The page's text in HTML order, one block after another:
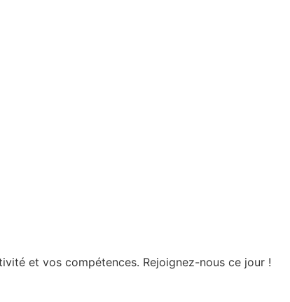
et vos compétences. Rejoignez-nous ce jour !